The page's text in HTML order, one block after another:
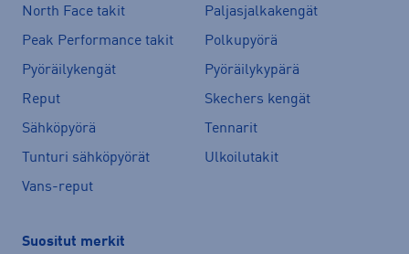
North Face takit
Paljasjalkakengät
Peak Performance takit
Polkupyörä
Pyöräilykengät
Pyöräilykypärä
Reput
Skechers kengät
Sähköpyörä
Tennarit
Tunturi sähköpyörät
Ulkoilutakit
Vans-reput
Suositut merkit